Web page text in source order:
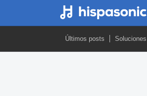
Últimos posts Soluciones